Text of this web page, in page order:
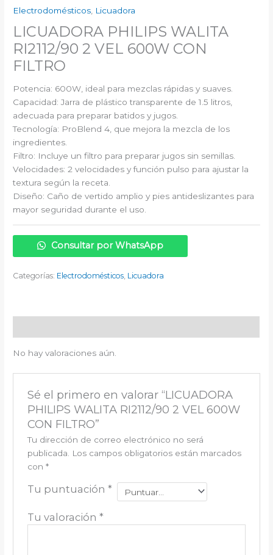
Electrodomésticos, Licuadora
LICUADORA PHILIPS WALITA
RI2112/90 2 VEL 600W CON
FILTRO
Potencia: 600W, ideal para mezclas rápidas y suaves.
Capacidad: Jarra de plástico transparente de 1.5 litros,
adecuada para preparar batidos y jugos.
Tecnología: ProBlend 4, que mejora la mezcla de los
ingredientes.
Filtro: Incluye un filtro para preparar jugos sin semillas.
Velocidades: 2 velocidades y función pulso para ajustar la
textura según la receta.
Diseño: Caño de vertido amplio y pies antideslizantes para
mayor seguridad durante el uso.
Consultar por WhatsApp
Categorías: Electrodomésticos, Licuadora
No hay valoraciones aún.
Sé el primero en valorar “LICUADORA
PHILIPS WALITA RI2112/90 2 VEL 600W
CON FILTRO”
Tu dirección de correo electrónico no será
publicada.
Los campos obligatorios están marcados
con *
Tu puntuación *
Tu valoración *